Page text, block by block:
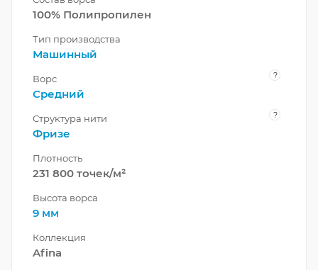
100% Полипропилен
Тип производства
Машинный
Ворс ?
Средний
Структура нити ?
Фризе
Плотность
231 800 точек/м²
Высота ворса
9 мм
Коллекция
Afina